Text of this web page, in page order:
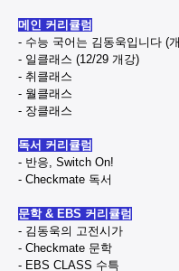
메인 커리큘럼
- 수능 국어는 김동욱입니다 (
- 일클래스 (12/29 개강)
- 취클래스
- 월클래스
- 장클래스
독서 커리큘럼
- 반응, Switch On!
- Checkmate 독서
문학 & EBS 커리큘럼
- 김동욱의 고전시가
- Checkmate 문학
- EBS CLASS 수특